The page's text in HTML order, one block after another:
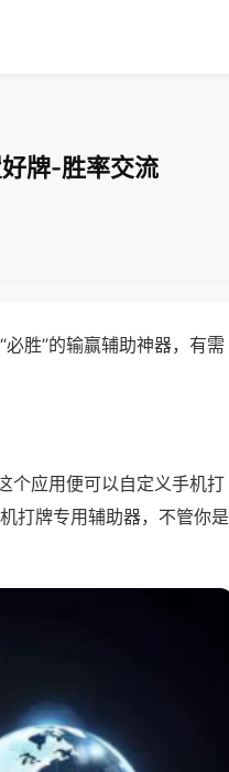
牌-胜率交流
胜”的输赢辅助神器，有需
个应用便可以自定义手机打
打牌专用辅助器，不管你是